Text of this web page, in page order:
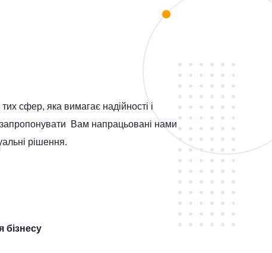
сфер, яка вимагає надійності і
запропонувати Вам напрацьовані нами
рішення.
бізнесу